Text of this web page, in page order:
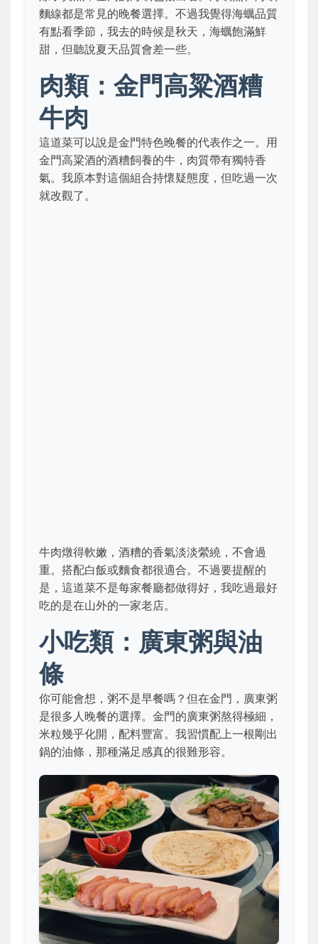
麵線都是常見的晚餐選擇。不過我覺得海蠣品質
有點看季節，我去的時候是秋天，海蠣飽滿鮮
甜，但聽說夏天品質會差一些。
肉類：金門高粱酒糟
牛肉
這道菜可以說是金門特色晚餐的代表作之一。用
金門高粱酒的酒糟飼養的牛，肉質帶有獨特香
氣。我原本對這個組合持懷疑態度，但吃過一次
就改觀了。
牛肉燉得軟嫩，酒糟的香氣淡淡縈繞，不會過
重。搭配白飯或麵食都很適合。不過要提醒的
是，這道菜不是每家餐廳都做得好，我吃過最好
吃的是在山外的一家老店。
小吃類：廣東粥與油
條
你可能會想，粥不是早餐嗎？但在金門，廣東粥
是很多人晚餐的選擇。金門的廣東粥熬得極細，
米粒幾乎化開，配料豐富。我習慣配上一根剛出
鍋的油條，那種滿足感真的很難形容。